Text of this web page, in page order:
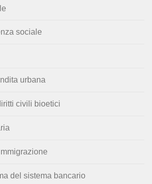
sociale
urbana
civili bioetici
del sistema bancario